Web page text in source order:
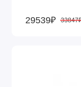
29539₽